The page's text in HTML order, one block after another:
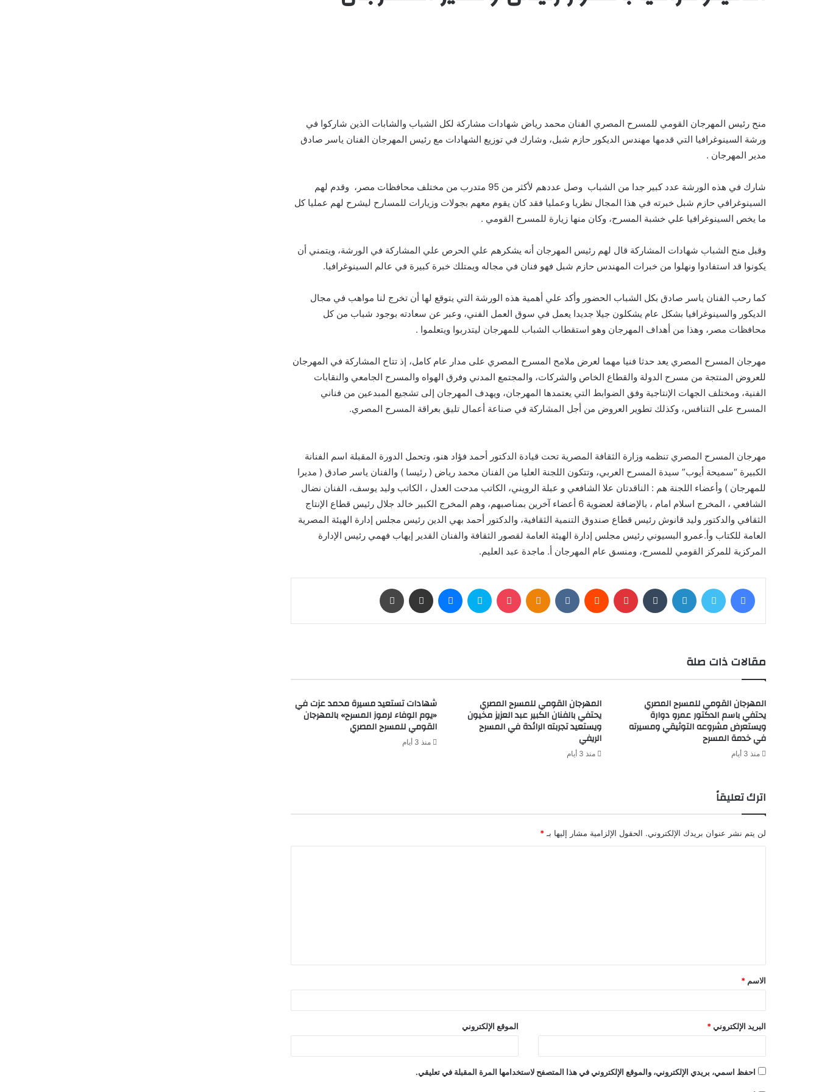
منح رئيس المهرجان القومي للمسرح المصري الفنان محمد رياض شهادات مشاركة لكل الشباب والشابات الذين شاركوا في
ورشة السينوغرافيا التي قدمها مهندس الديكور حازم شبل، وشارك في توزيع الشهادات مع رئيس المهرجان الفنان ياسر صادق
مدير المهرجان .
شارك في هذه الورشة عدد كبير جدا من الشباب وصل عددهم لأكثر من 95 متدرب من مختلف محافظات مصر، وقدم لهم
السينوغرافي حازم شبل خبرته في هذا المجال نظريا وعمليا فقد كان يقوم معهم بجولات وزيارات للمسارح ليشرح لهم عمليا كل
ما يخص السينوغرافيا علي خشبة المسرح، وكان منها زيارة للمسرح القومي .
وقبل منح الشباب شهادات المشاركة قال لهم رئيس المهرجان أنه يشكرهم علي الحرص علي المشاركة في الورشة، ويتمني أن
يكونوا قد استفادوا ونهلوا من خبرات المهندس حازم شبل فهو فنان في مجاله ويمتلك خبرة كبيرة في عالم السينوغرافيا.
كما رحب الفنان ياسر صادق بكل الشباب الحضور وأكد علي أهمية هذه الورشة التي يتوقع لها أن تخرج لنا مواهب في مجال
الديكور والسينوغرافيا بشكل عام يشكلون جيلا جديدا يعمل في سوق العمل الفني، وعبر عن سعادته بوجود شباب من كل
محافظات مصر، وهذا من أهداف المهرجان وهو استقطاب الشباب للمهرجان ليتدربوا ويتعلموا .
مهرجان المسرح المصري يعد حدثا فنيا مهما لعرض ملامح المسرح المصري على مدار عام كامل، إذ تتاح المشاركة في المهرجان
للعروض المنتجة من مسرح الدولة والقطاع الخاص والشركات، والمجتمع المدني وفرق الهواه والمسرح الجامعي والنقابات
الفنية، ومختلف الجهات الإنتاجية وفق الضوابط التي يعتمدها المهرجان، ويهدف المهرجان إلى تشجيع المبدعين من فناني
المسرح على التنافس، وكذلك تطوير العروض من أجل المشاركة في صناعة أعمال تليق بعراقة المسرح المصري.
مهرجان المسرح المصري تنظمه وزارة الثقافة المصرية تحت قيادة الدكتور أحمد فؤاد هنو، وتحمل الدورة المقبلة اسم الفنانة
الكبيرة “سميحة أيوب” سيدة المسرح العربي، وتتكون اللجنة العليا من الفنان محمد رياض ( رئيسا ) والفنان ياسر صادق ( مديرا
للمهرجان ) وأعضاء اللجنة هم : الناقدتان علا الشافعي و عبلة الرويني، الكاتب مدحت العدل ، الكاتب وليد يوسف، الفنان نضال
الشافعي ، المخرج اسلام امام ، بالإضافة لعضوية 6 أعضاء آخرين بمناصبهم، وهم المخرج الكبير خالد جلال رئيس قطاع الإنتاج
الثقافي والدكتور وليد قانوش رئيس قطاع صندوق التنمية الثقافية، والدكتور أحمد بهي الدين رئيس مجلس إدارة الهيئة المصرية
العامة للكتاب وأ.عمرو البسيوني رئيس مجلس إدارة الهيئة العامة لقصور الثقافة والفنان القدير إيهاب فهمي رئيس الإدارة
المركزية للمركز القومي للمسرح، ومنسق عام المهرجان أ. ماجدة عبد العليم.
فيسبوك تويتر لينكدإن بينتيريست Odnoklassniki
بوكيت سكايب ماسنجر مشاركة عبر البريد
مقالات ذات صلة
المهرجان القومي للمسرح المصري
يحتفي باسم الدكتور عمرو دوارة
ويستعرض مشروعه التوثيقي ومسيرته
في خدمة المسرح
منذ 3 أيام
المهرجان القومي للمسرح المصري
يحتفي بالفنان الكبير عبد العزيز مخيون
ويستعيد تجربته الرائدة في المسرح
الريفي
منذ 3 أيام
شهادات تستعيد مسيرة محمد عزت في
«يوم الوفاء لرموز المسرح» بالمهرجان
القومي للمسرح المصري
منذ 3 أيام
اترك تعليقاً
لن يتم نشر عنوان بريدك الإلكتروني. الحقول الإلزامية مشار إليها بـ *
ق
*
الاسم *
البريد الإلكتروني * الموقع الإلكتروني
احفظ اسمي، بريدي الإلكتروني، والموقع الإلكتروني في هذا المتصفح لاستخدامها المرة المقبلة في تعليقي.